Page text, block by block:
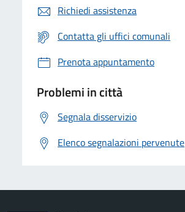
Richiedi assistenza
Contatta gli uffici comunali
Prenota appuntamento
Problemi in città
Segnala disservizio
Elenco segnalazioni pervenute